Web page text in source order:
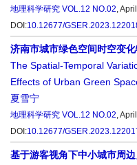
地理科学研究 VOL.12 NO.02,
DOI:10.12677/
济南市城市绿色空间时空变
The Spatial-Temporal
Effects of Urban Green
夏雪宁
地理科学研究 VOL.12 NO.02,
DOI:10.12677/
基于游客视角下中小城市周